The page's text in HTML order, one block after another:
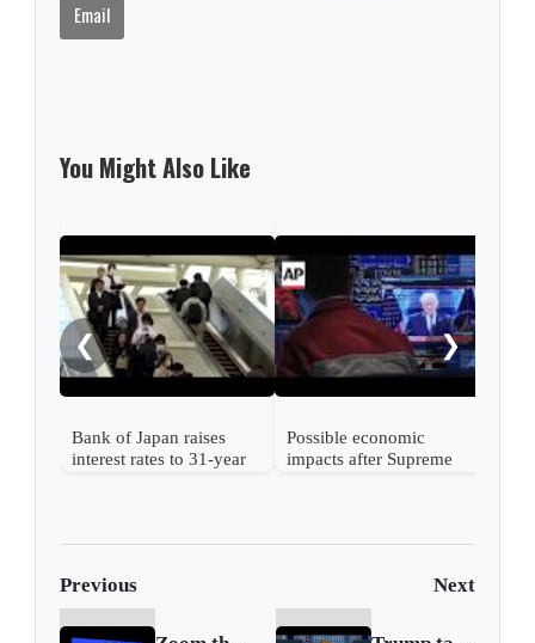
Email
You Might Also Like
❮
Bank of Japan raises
interest rates to 31-year
Possible economic
impacts after Supreme
❯
Previous Next